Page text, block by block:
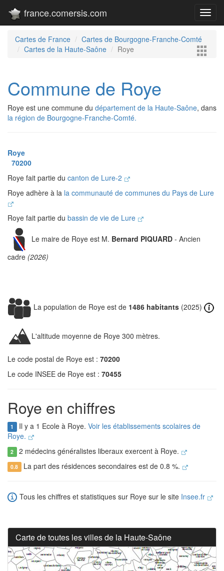
france.comersis.com
Cartes de France
Cartes de Bourgogne-Franche-Comté
Cartes de la Haute-Saône
Roye
Commune de Roye
Roye est une commune du département de la Haute-Saône, dans
la région de Bourgogne-Franche-Comté.
Roye
70200
Roye fait partie du canton de Lure-2
Roye adhère à la la communauté de communes du Pays de Lure
Roye fait partie du bassin de vie de Lure
Le maire de Roye est M. Bernard PIQUARD - Ancien
cadre (2026)
La population de Roye est de 1486 habitants (2025)
L'altitude moyenne de Roye 300 mètres.
Le code postal de Roye est : 70200
Le code INSEE de Roye est : 70455
Roye en chiffres
1 Il y a 1 Ecole à Roye. Voir les établissements scolaires de
Roye.
2 2 médecins généralistes liberaux exercent à Roye.
0.8 La part des résidences secondaires est de 0.8 %.
Tous les chiffres et statistiques sur Roye sur le site Insee.fr
Carte de toutes les villes de la Haute-Saône